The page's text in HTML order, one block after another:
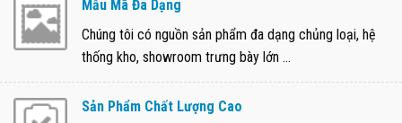
Mẫu Mã Đa Dạng
Chúng tôi có nguồn sản phẩm đa dạng chủng loại, hệ
thống kho, showroom trưng bày lớn ...
Sản Phẩm Chất Lượng Cao